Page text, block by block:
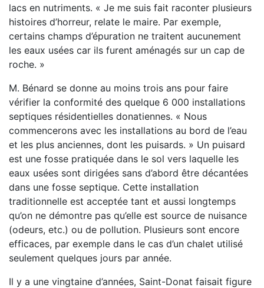
lacs en nutriments. « Je me suis fait raconter plusieurs
histoires d’horreur, relate le maire. Par exemple,
certains champs d’épuration ne traitent aucunement
les eaux usées car ils furent aménagés sur un cap de
roche. »
M. Bénard se donne au moins trois ans pour faire
vérifier la conformité des quelque 6 000 installations
septiques résidentielles donatiennes. « Nous
commencerons avec les installations au bord de l’eau
et les plus anciennes, dont les puisards. » Un puisard
est une fosse pratiquée dans le sol vers laquelle les
eaux usées sont dirigées sans d’abord être décantées
dans une fosse septique. Cette installation
traditionnelle est acceptée tant et aussi longtemps
qu’on ne démontre pas qu’elle est source de nuisance
(odeurs, etc.) ou de pollution. Plusieurs sont encore
efficaces, par exemple dans le cas d’un chalet utilisé
seulement quelques jours par année.
Il y a une vingtaine d’années, Saint-Donat faisait figure